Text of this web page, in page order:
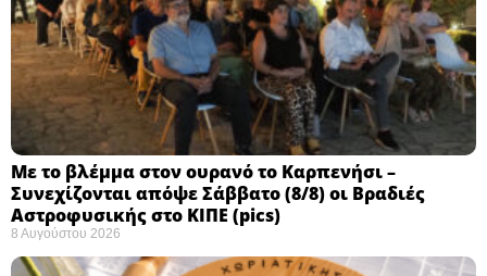
Με το βλέμμα στον ουρανό το Καρπενήσι –
Συνεχίζονται απόψε Σάββατο (8/8) οι Βραδιές
Αστροφυσικής στο ΚΙΠΕ (pics)
8 Αυγούστου 2026